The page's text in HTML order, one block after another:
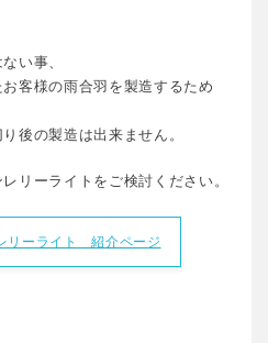
い事、
客様の雨合羽を製造するため
後の製造は出来ません。
リーライトをご検討ください。
リーライト 紹介ページ